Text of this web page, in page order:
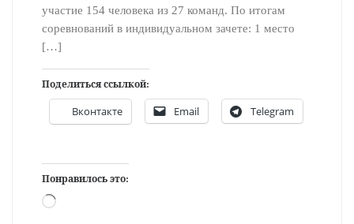
участие 154 человека из 27 команд. По итогам
соревнований в индивидуальном зачете: 1 место
[…]
Поделиться ссылкой:
Вконтакте Email Telegram
Понравилось это:
Загрузка…